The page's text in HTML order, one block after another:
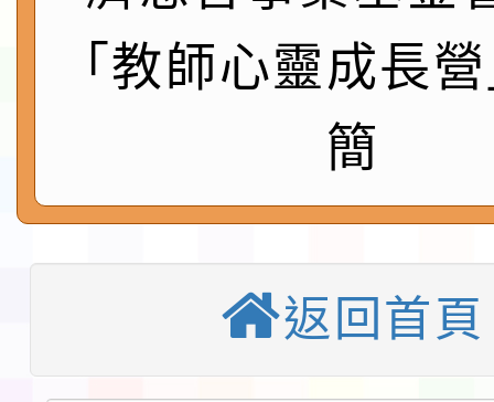
第2次招考代課鐘點教
告(採1次公告分次招考)
115 年度兒童課後照顧
0 小時業訓練課程
轉知本市體育總會划船
「115年桃園市運動會
錦標賽」海洋艇及
域)，申請變更地點
「114-115年度
計畫」公費接種對象擴
115學年度迎新活動暨
會活動流程表
本校115學年度第1學
檢送「桃園市115學年
「教師心靈成長
簡
返回首頁